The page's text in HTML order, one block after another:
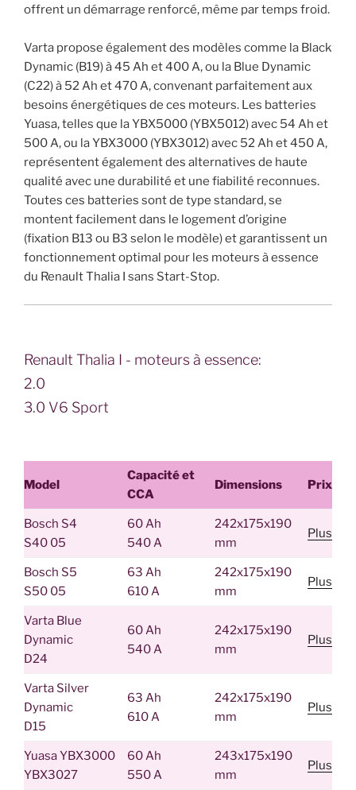
offrent un démarrage renforcé, même par temps froid.
Varta propose également des modèles comme la Black
Dynamic (B19) à 45 Ah et 400 A, ou la Blue Dynamic
(C22) à 52 Ah et 470 A, convenant parfaitement aux
besoins énergétiques de ces moteurs. Les batteries
Yuasa, telles que la YBX5000 (YBX5012) avec 54 Ah et
500 A, ou la YBX3000 (YBX3012) avec 52 Ah et 450 A,
représentent également des alternatives de haute
qualité avec une durabilité et une fiabilité reconnues.
Toutes ces batteries sont de type standard, se
montent facilement dans le logement d’origine
(fixation B13 ou B3 selon le modèle) et garantissent un
fonctionnement optimal pour les moteurs à essence
du Renault Thalia I sans Start-Stop.
Renault Thalia I - moteurs à essence:
2.0
3.0 V6 Sport
Model
Capacité et
CCA
Dimensions Prix
Bosch S4
S40 05
60 Ah
540 A
242x175x190
mm
Plus
Bosch S5
S50 05
63 Ah
610 A
242x175x190
mm
Plus
Varta Blue
Dynamic
D24
60 Ah
540 A
242x175x190
mm
Plus
Varta Silver
Dynamic
D15
63 Ah
610 A
242x175x190
mm
Plus
Yuasa YBX3000
YBX3027
60 Ah
550 A
243x175x190
mm
Plus